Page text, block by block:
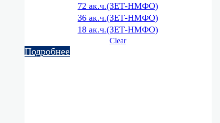
72 ак.ч.(ЗЕТ-НМФО)
36 ак.ч.(ЗЕТ-НМФО)
18 ак.ч.(ЗЕТ-НМФО)
Clear
Подробнее